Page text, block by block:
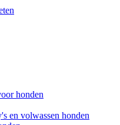
honden
en volwassen honden